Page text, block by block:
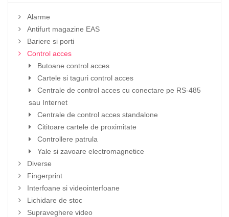
Alarme
Antifurt magazine EAS
Bariere si porti
Control acces
Butoane control acces
Cartele si taguri control acces
Centrale de control acces cu conectare pe RS-485
sau Internet
Centrale de control acces standalone
Cititoare cartele de proximitate
Controllere patrula
Yale si zavoare electromagnetice
Diverse
Fingerprint
Interfoane si videointerfoane
Lichidare de stoc
Supraveghere video